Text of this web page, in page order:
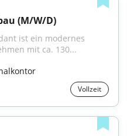
(M/W/D)
ist ein modernes
mit ca. 130...
Vollzeit